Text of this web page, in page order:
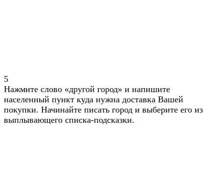
5
Нажмите слово «другой город» и напишите
населенный пункт куда нужна доставка Вашей
покупки. Начинайте писать город и выберите его из
выплывающего списка-подсказки.